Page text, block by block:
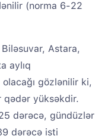
(norma 6-22
Biləsuvar, Astara,
aylıq
gözlənilir ki,
qədər yüksəkdir.
dərəcə, gündüzlər
dərəcə isti